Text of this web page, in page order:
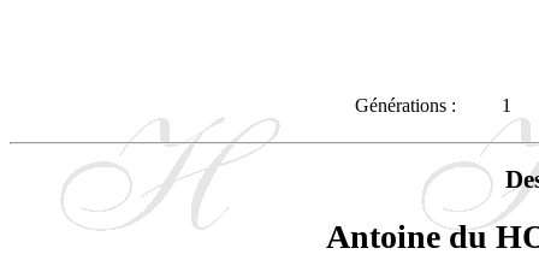
Générations : 1
Antoine du